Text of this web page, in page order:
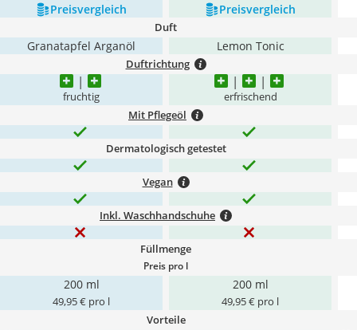
Preis­vergleich Preis­vergleich
Duft
Granatapfel Arganöl Lemon Tonic
Duftrichtung
fruchtig erfrischend
Mit Pflegeöl
Dermatologisch getestet
Vegan
Inkl. Waschhandschuhe
Füllmenge
Preis pro l
200 ml
49,95 € pro l
200 ml
49,95 € pro l
Vorteile